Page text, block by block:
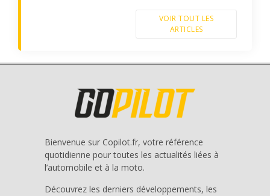
VOIR TOUT LES
ARTICLES
Bienvenue sur Copilot.fr, votre référence
quotidienne pour toutes les actualités liées à
l’automobile et à la moto.
Découvrez les derniers développements, les